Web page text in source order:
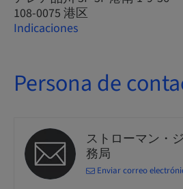
108-0075 港区
Indicaciones
Persona de
ストローマン・
務局
Enviar correo